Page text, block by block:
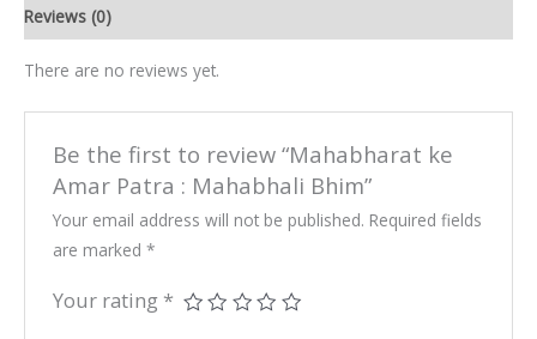
Reviews (0)
There are no reviews yet.
Be the first to review “Mahabharat ke
Amar Patra : Mahabhali Bhim”
Your email address will not be published. Required fields
are marked *
Your rating *